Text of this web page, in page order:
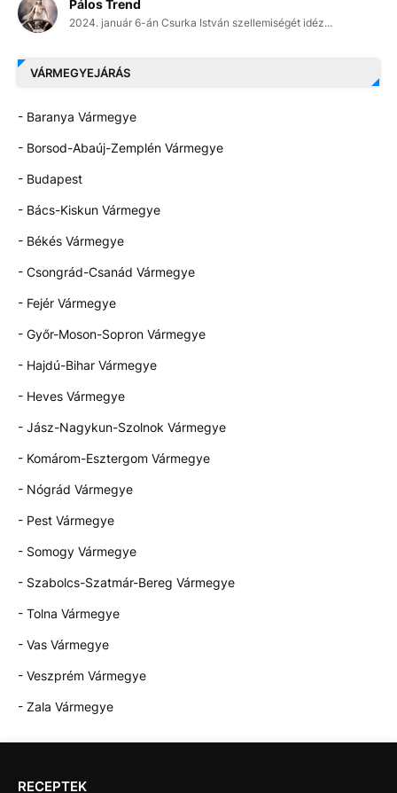
Pálos Trend
2024. január 6-án Csurka István szellemiségét idéz...
VÁRMEGYEJÁRÁS
- Baranya Vármegye
- Borsod-Abaúj-Zemplén Vármegye
- Budapest
- Bács-Kiskun Vármegye
- Békés Vármegye
- Csongrád-Csanád Vármegye
- Fejér Vármegye
- Győr-Moson-Sopron Vármegye
- Hajdú-Bihar Vármegye
- Heves Vármegye
- Jász-Nagykun-Szolnok Vármegye
- Komárom-Esztergom Vármegye
- Nógrád Vármegye
- Pest Vármegye
- Somogy Vármegye
- Szabolcs-Szatmár-Bereg Vármegye
- Tolna Vármegye
- Vas Vármegye
- Veszprém Vármegye
- Zala Vármegye
RECEPTEK